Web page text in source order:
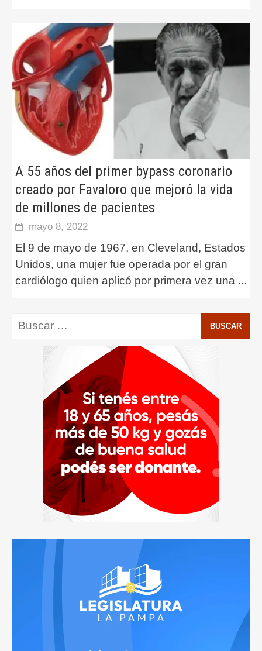
A 55 años del primer bypass coronario
creado por Favaloro que mejoró la vida
de millones de pacientes
mayo 8, 2022
El 9 de mayo de 1967, en Cleveland, Estados
Unidos, una mujer fue operada por el gran
cardiólogo quien aplicó por primera vez una ...
Buscar: